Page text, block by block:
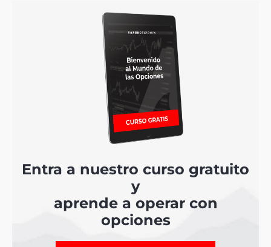
Entra a nuestro curso gratuito
y
aprende a operar con
opciones